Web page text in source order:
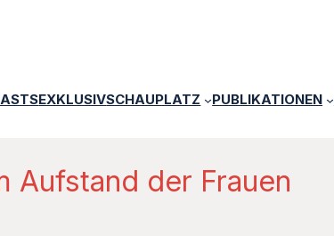
EXKLUSIVSCHAUPLATZ PUBLIKATIONEN
Aufstand der Frauen